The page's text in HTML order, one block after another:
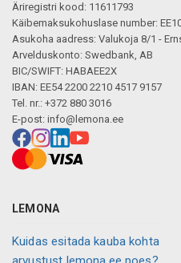
Äriregistri kood: 11611793
Käibemaksukohuslase number:
Asukoha aadress: Valukoja 8/1 -
Arvelduskonto: Swedbank, AB
BIC/SWIFT: HABAEE2X
IBAN: EE54 2200 2210 4517 9157
Tel. nr.: +372 880 3016
E-post: info@lemona.ee
LEMONA
Kuidas esitada kauba kohta